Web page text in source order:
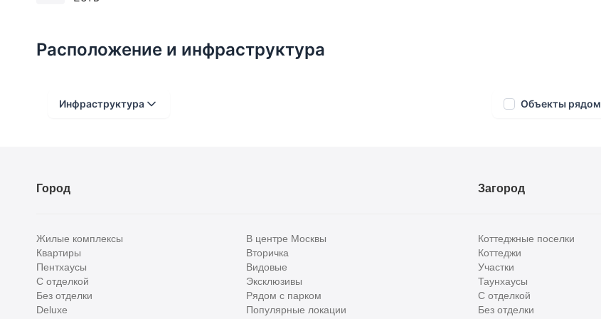
Расположение и инфраструктура
Инфраструктура
Детские сады
Поликлиники
Больницы
Объекты рядом
Город
Жилые комплексы
Квартиры
Пентхаусы
С отделкой
Без отделки
Deluxe
В центре Москвы
Вторичка
Видовые
Эксклюзивы
Рядом с парком
Популярные локации
Загород
Коттеджные поселки
Коттеджи
Участки
Таунхаусы
С отделкой
Без отделки